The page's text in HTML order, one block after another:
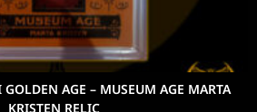
MUSEUM AGE MARTA